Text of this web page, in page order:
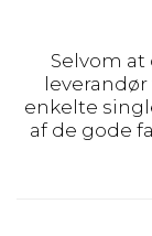
Selvom
enkelte
af de gode